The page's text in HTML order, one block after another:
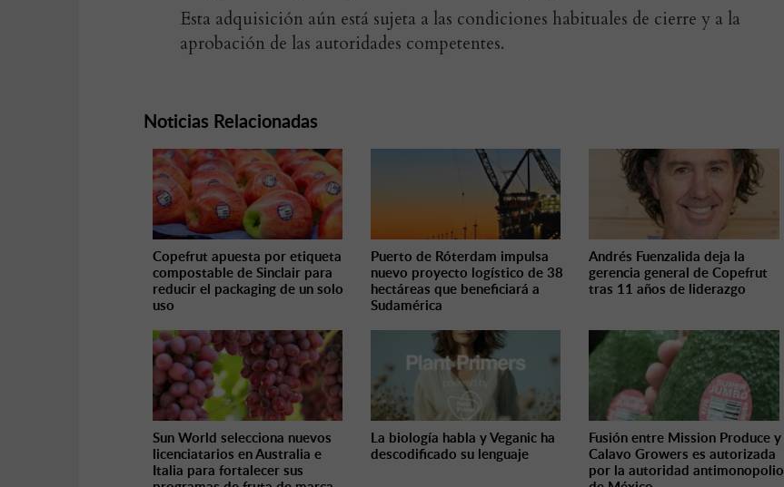
Esta adquisición aún está sujeta a las condiciones habituales de cierre y a la
aprobación de las autoridades competentes.
Noticias Relacionadas
Copefrut apuesta por etiqueta
compostable de Sinclair para
reducir el packaging de un solo
uso
Puerto de Róterdam impulsa
nuevo proyecto logístico de 38
hectáreas que beneficiará a
Sudamérica
Andrés Fuenzalida deja la
gerencia general de Copefrut
tras 11 años de liderazgo
Sun World selecciona nuevos
licenciatarios en Australia e
Italia para fortalecer sus
La biología habla y Veganic ha
descodificado su lenguaje
Fusión entre Mission Produce y
Calavo Growers es autorizada
por la autoridad antimonopolio